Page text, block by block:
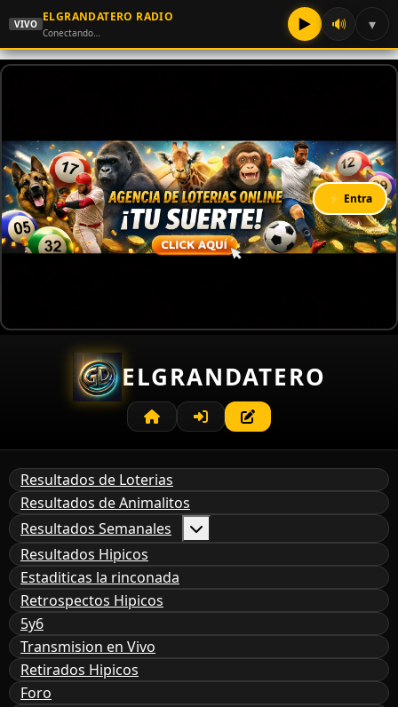
VIVO
ELGRANDATERO RADIO
Conectando… ▶ 🔊 ▾
⚡ Entra
ELGRANDATERO
Resultados de Loterias
Resultados de Animalitos
Resultados Semanales
Resultados Hipicos
Estaditicas la rinconada
Retrospectos Hipicos
5y6
Transmision en Vivo
Retirados Hipicos
Foro